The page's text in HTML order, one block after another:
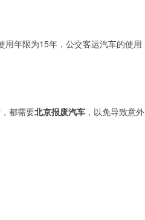
年限为15年，公交客运汽车的使用
都需要北京报废汽车 ，以免导致意外